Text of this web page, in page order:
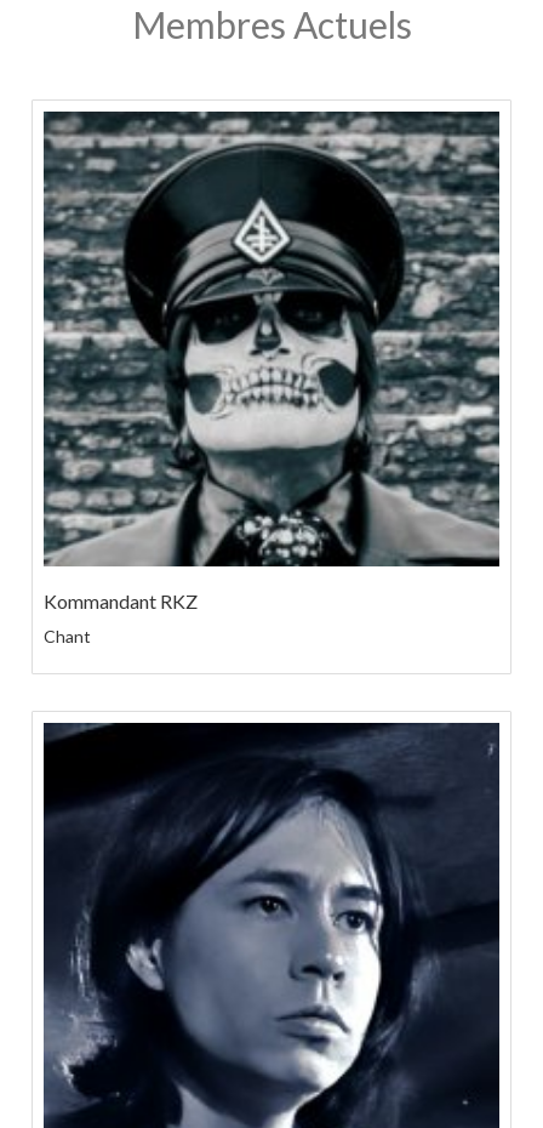
Membres Actuels
Kommandant RKZ
Chant